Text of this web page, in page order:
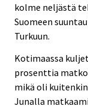
kolme neljästä
Suomeen
Turkuun.
Kotimaassa
prosenttia
mikä oli
Junalla